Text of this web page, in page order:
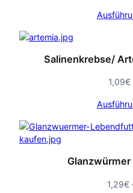
Salinenkrebse/
1,09€
1,29€